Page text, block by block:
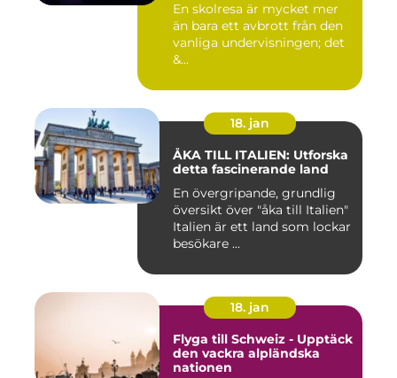
En skolresa är mycket mer
än bara ett avbrott från den
vanliga undervisningen; det
&...
18. jan
ÅKA TILL ITALIEN: Utforska
detta fascinerande land
En övergripande, grundlig
översikt över "åka till Italien"
Italien är ett land som lockar
besökare ...
18. jan
Flyga till Schweiz - Upptäck
den vackra alpländska
nationen